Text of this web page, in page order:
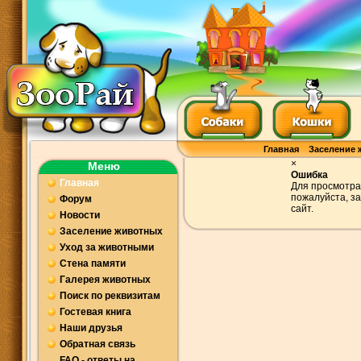
Главная Заселение
Меню
Главная
Форум
Новости
Заселение животных
Уход за животными
Стена памяти
Галерея животных
Поиск по реквизитам
Гостевая книга
Наши друзья
Обратная связь
×
Ошибка
Для
пожалуйста,
сайт.